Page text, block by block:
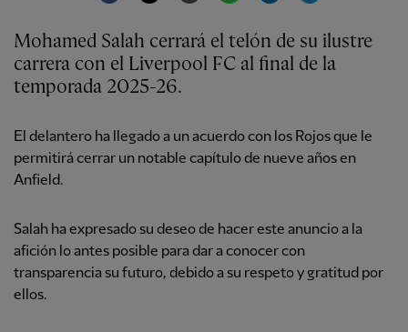
Mohamed Salah cerrará el telón de su ilustre
carrera con el Liverpool FC al final de la
temporada 2025-26.
El delantero ha llegado a un acuerdo con los Rojos que le
permitirá cerrar un notable capítulo de nueve años en
Anfield.
Salah ha expresado su deseo de hacer este anuncio a la
afición lo antes posible para dar a conocer con
transparencia su futuro, debido a su respeto y gratitud por
ellos.